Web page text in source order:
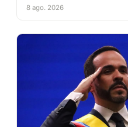
8 ago. 2026